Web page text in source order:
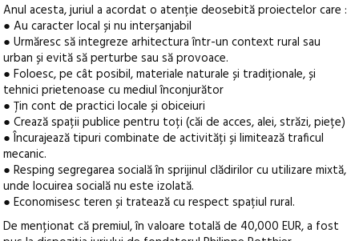
Anul acesta, juriul a acordat o atenție deosebită proiectelor care :
● Au caracter local și nu interșanjabil
● Urmăresc să integreze arhitectura într-un context rural sau
urban și evită să perturbe sau să provoace.
● Foloesc, pe cât posibil, materiale naturale și tradiționale, și
tehnici prietenoase cu mediul înconjurător
● Țin cont de practici locale și obiceiuri
● Crează spații publice pentru toți (căi de acces, alei, străzi, piețe)
● Încurajează tipuri combinate de activități și limitează traficul
mecanic.
● Resping segregarea socială în sprijinul clădirilor cu utilizare mixtă,
unde locuirea socială nu este izolată.
● Economisesc teren și tratează cu respect spațiul rural.
De menționat că premiul, în valoare totală de 40,000 EUR, a fost